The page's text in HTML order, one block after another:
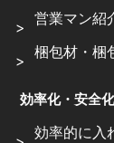
営業マン紹
梱包材・梱
効率化・安全
効率的に入